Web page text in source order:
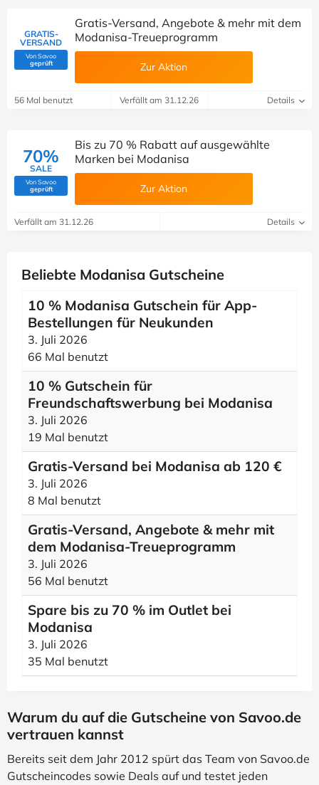
GRATIS-
VERSAND
Von Savoo
geprüft(Von Savoo geprüft)
Gratis-Versand, Angebote & mehr mit dem
Modanisa-Treueprogramm
Zur Aktion
56 Mal benutzt Verfällt am 31.12.26 Details
70%
SALE
Von Savoo
geprüft(Von Savoo geprüft)
Bis zu 70 % Rabatt auf ausgewählte
Marken bei Modanisa
Zur Aktion
Verfällt am 31.12.26 Details
Beliebte Modanisa Gutscheine
10 % Modanisa Gutschein für App-
Bestellungen für Neukunden
3. Juli 2026
66 Mal benutzt
10 % Gutschein für
Freundschaftswerbung bei Modanisa
3. Juli 2026
19 Mal benutzt
Gratis-Versand bei Modanisa ab 120 €
3. Juli 2026
8 Mal benutzt
Gratis-Versand, Angebote & mehr mit
dem Modanisa-Treueprogramm
3. Juli 2026
56 Mal benutzt
Spare bis zu 70 % im Outlet bei
Modanisa
3. Juli 2026
35 Mal benutzt
Warum du auf die Gutscheine von Savoo.de
vertrauen kannst
Bereits seit dem Jahr 2012 spürt das Team von Savoo.de
Gutscheincodes sowie Deals auf und testet jeden